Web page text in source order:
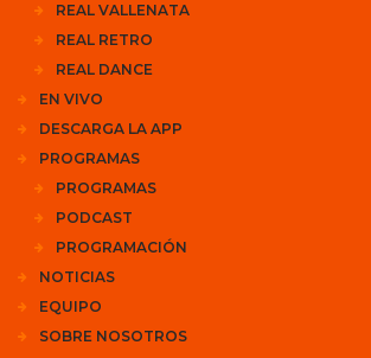
REAL VALLENATA
REAL RETRO
REAL DANCE
EN VIVO
DESCARGA LA APP
PROGRAMAS
PROGRAMAS
PODCAST
PROGRAMACIÓN
NOTICIAS
EQUIPO
SOBRE NOSOTROS